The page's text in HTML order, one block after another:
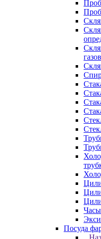
Посуда